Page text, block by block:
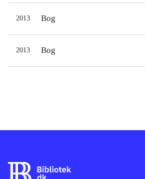
ikke sat på prøve. Der er mange
forskellige slags retter at vælge
mellem, bl.a. snacks,
bagværk. Opskrifterne er
Ahlmann, der har flere andre
I bibliotekerne findes i forvejen
2013 Bog
2013 Bog